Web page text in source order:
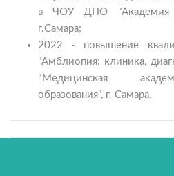
в ЧОУ ДПО "Академия
г.Самара;
2022 - повышение
"Амблиопия: клиника,
"Медицинская
образования", г. Самара.